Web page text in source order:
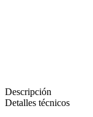
Descripción
Detalles técnicos